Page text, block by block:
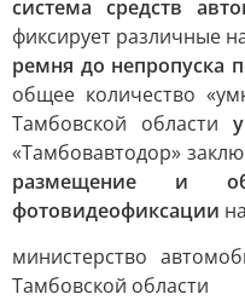
система средств
фиксирует различные
ремня до непропуска
общее количество
Тамбовской области
«Тамбовавтодор»
размещение и
фотовидеофиксации
министерство
Тамбовской области